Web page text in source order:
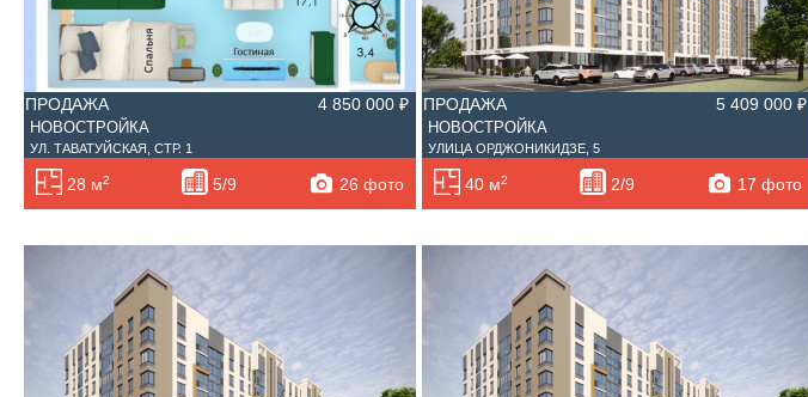
ПРОДАЖА 4 850 000 ₽
НОВОСТРОЙКА
УЛ. ТАВАТУЙСКАЯ, СТР. 1
28 м2 5/9 26 фото
ПРОДАЖА 5 409 000 ₽
НОВОСТРОЙКА
УЛИЦА ОРДЖОНИКИДЗЕ, 5
40 м2 2/9 17 фото